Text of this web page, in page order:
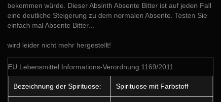
bekommen würde. Dieser Absinth Absente Bitter ist auf jeden Fall
eine deutliche Steigerung zu dem normalen Absente. Testen Sie
einfach mal Absente Bitter...
wird leider nicht mehr hergestellt!
EU Lebensmittel Informations-Verordnung 1169/2011
Bezeichnung der Spirituose: Spirituose mit Farbstoff